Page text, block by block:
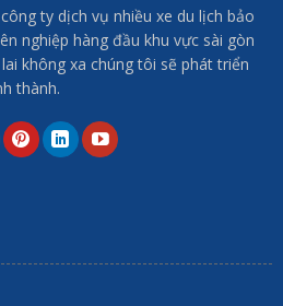
ty dịch vụ nhiều xe du lịch bảo
nghiệp hàng đầu khu vực sài gòn
không xa chúng tôi sẽ phát triển
thành.